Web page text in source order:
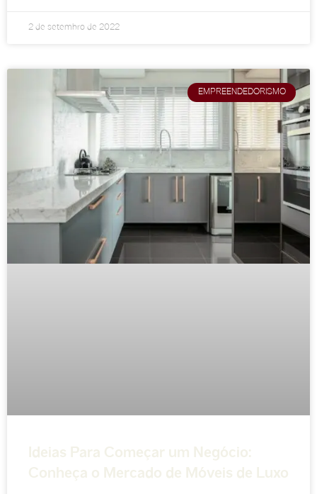
2 de setembro de 2022
EMPREENDEDORISMO
Ideias Para Começar um Negócio:
Conheça o Mercado de Móveis de Luxo